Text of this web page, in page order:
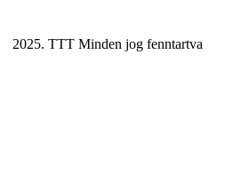
2025. TTT Minden jog fenntartva